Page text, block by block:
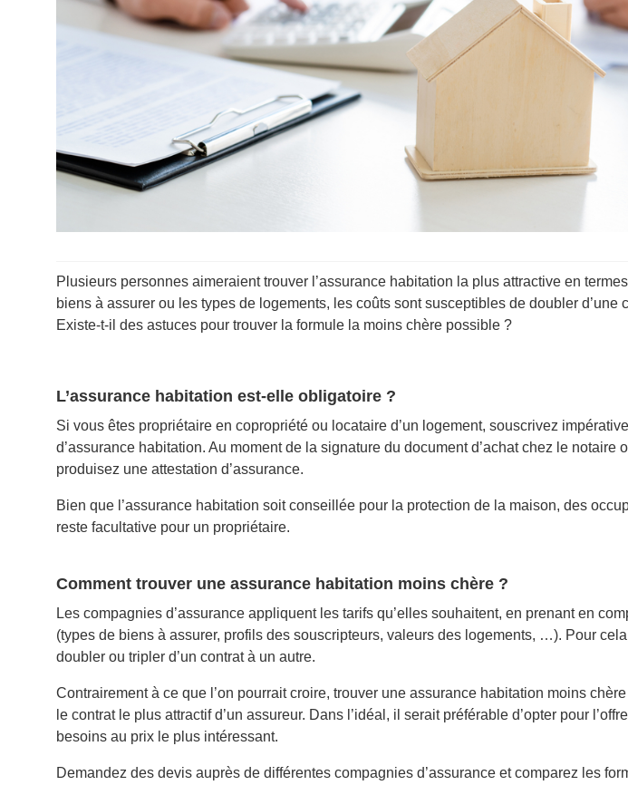
Plusieurs personnes aimeraient trouver l’assurance habitation la plus attractive en
biens à assurer ou les types de logements, les coûts sont susceptibles de doubler d’une
Existe-t-il des astuces pour trouver la formule la moins chère possible ?
L’assurance habitation est-elle obligatoire ?
Si vous êtes propriétaire en copropriété ou locataire d’un logement, souscrivez
d’assurance habitation. Au moment de la signature du document d’achat chez le notaire
produisez une attestation d’assurance.
Bien que l’assurance habitation soit conseillée pour la protection de la maison, des
reste facultative pour un propriétaire.
Comment trouver une assurance habitation moins chère ?
Les compagnies d’assurance appliquent les tarifs qu’elles souhaitent, en prenant en
(types de biens à assurer, profils des souscripteurs, valeurs des logements, …). Pour
doubler ou tripler d’un contrat à un autre.
Contrairement à ce que l’on pourrait croire, trouver une assurance habitation moins
le contrat le plus attractif d’un assureur. Dans l’idéal, il serait préférable d’opter pour
besoins au prix le plus intéressant.
Demandez des devis auprès de différentes compagnies d’assurance et comparez les